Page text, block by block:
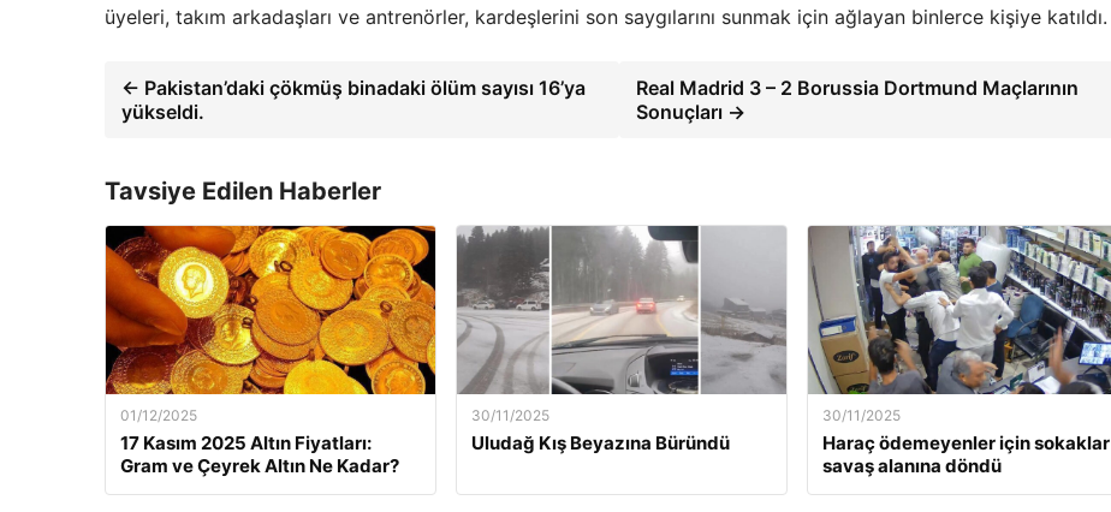
üyeleri, takım arkadaşları ve antrenörler, kardeşlerini son saygılarını sunmak için ağlayan binlerce kişiye katıldı.
← Pakistan’daki çökmüş binadaki ölüm sayısı 16’ya
yükseldi.
Real Madrid 3 – 2 Borussia Dortmund Maçlarının
Sonuçları →
Tavsiye Edilen Haberler
01/12/2025
17 Kasım 2025 Altın Fiyatları:
Gram ve Çeyrek Altın Ne Kadar?
30/11/2025
Uludağ Kış Beyazına Büründü
30/11/2025
Haraç ödemeyenler için sokaklar
savaş alanına döndü